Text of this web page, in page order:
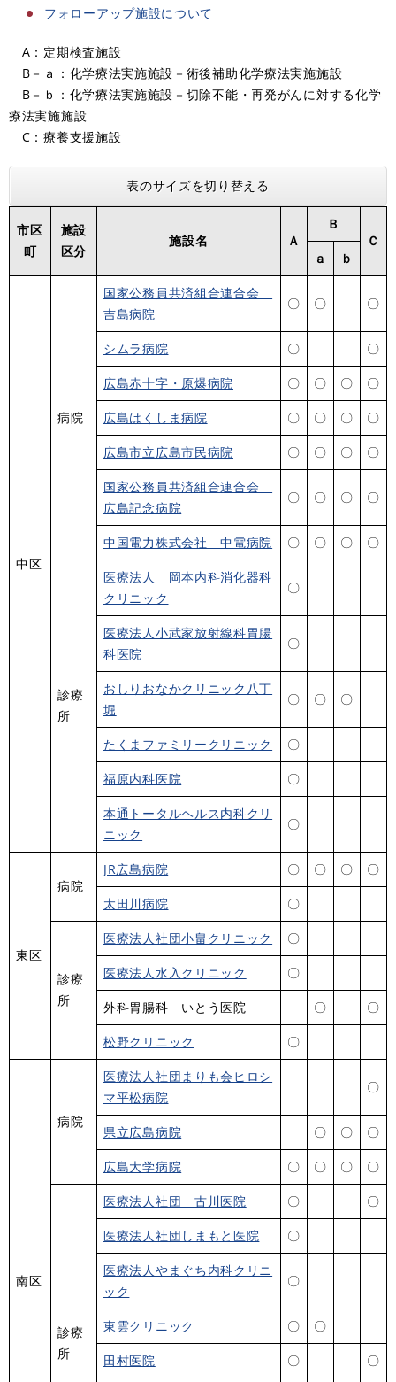
フォローアップ施設について
A：定期検査施設
B－ａ：化学療法実施施設－術後補助化学療法実施施設
B－ｂ：化学療法実施施設－切除不能・再発がんに対する化学
療法実施施設
C：療養支援施設
表のサイズを切り替える
市区
町
施設
区分
施設名 Ａ
Ｂ
Ｃ
ａ
ｂ
中区
病院
国家公務員共済組合連合会
吉島病院
〇 〇 〇
シムラ病院 〇 〇
広島赤十字・原爆病院 〇 〇 〇 〇
広島はくしま病院 〇 〇 〇 〇
広島市立広島市民病院 〇 〇 〇 〇
国家公務員共済組合連合会
広島記念病院
〇 〇 〇 〇
中国電力株式会社 中電病院 〇 〇 〇 〇
診療
所
医療法人 岡本内科消化器科
クリニック
〇
医療法人小武家放射線科胃腸
科医院
〇
おしりおなかクリニック八丁
堀
〇 〇 〇
たくまファミリークリニック 〇
福原内科医院 〇
本通トータルヘルス内科クリ
ニック
〇
東区
病院
JR広島病院 〇 〇 〇 〇
太田川病院 〇
診療
所
医療法人社団小畠クリニック 〇
医療法人水入クリニック 〇
外科胃腸科 いとう医院 〇 〇
松野クリニック 〇
南区
病院
医療法人社団まりも会ヒロシ
マ平松病院
〇
県立広島病院 〇 〇 〇
広島大学病院 〇 〇 〇 〇
診療
所
医療法人社団 古川医院 〇 〇
医療法人社団しまもと医院 〇
医療法人やまぐち内科クリニ
ック
〇
東雲クリニック 〇 〇
田村医院 〇 〇